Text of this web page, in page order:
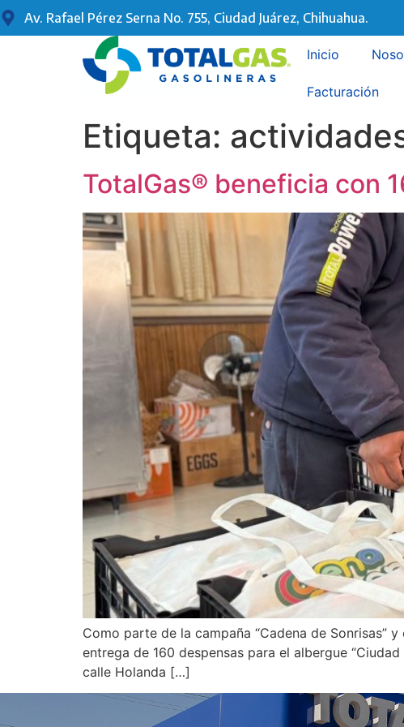
Av. Rafael Pérez Serna No. 755, Ciudad Juárez, Chihuahua.
Inicio
Facturación
Etiqueta:
TotalGas® beneficia con
Como parte de la campaña “Cadena de Sonrisas”
entrega de 160 despensas para el albergue
calle Holanda […]